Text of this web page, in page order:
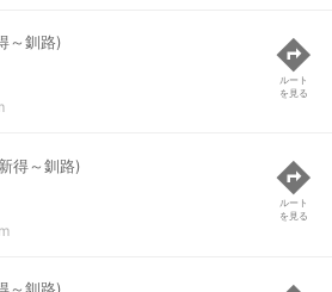
～釧路)
ルート
を見る
得～釧路)
ルート
を見る